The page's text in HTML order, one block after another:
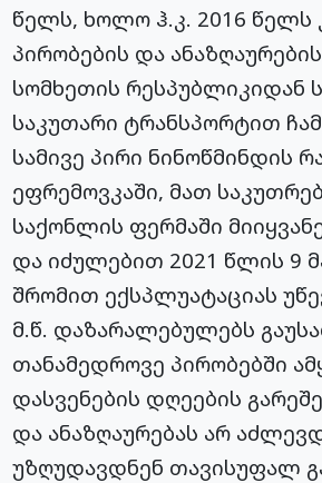
წელს, ხოლო ჰ.კ. 2016 წელს
პირობების და
სომხეთის რესპუბლიკიდან
საკუთარი ტრანსპორტით
სამივე პირი ნინოწმინდის
ეფრემოვკაში, მათ
საქონლის ფერმაში
და იძულებით 2021 წლის 9
შრომით ექსპლუატაციას
მ.წ. დაზარალებულებს
თანამედროვე პირობებში
დასვენების დღეების
და ანაზღაურებას არ
უზღუდავდნენ თავისუფალ